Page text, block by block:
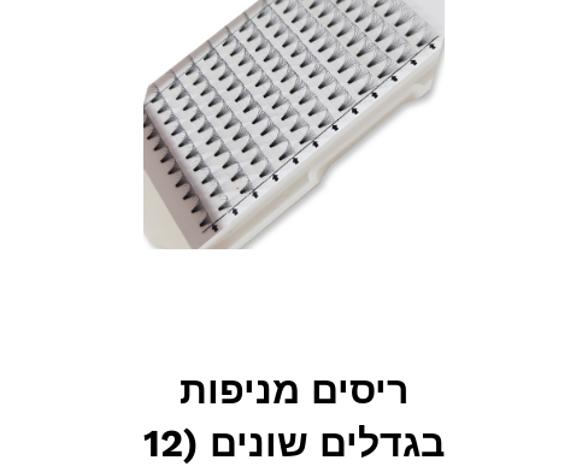
ריסים מניפות
בגדלים שונים (12